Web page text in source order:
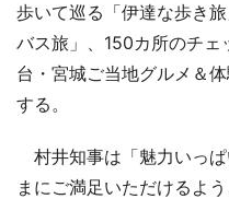
歩いて巡る「伊達な歩き
バス旅」、150カ所のチ
台・宮城ご当地グルメ＆
する。
村井知事は「魅力いっ
まにご満足いただけるよ